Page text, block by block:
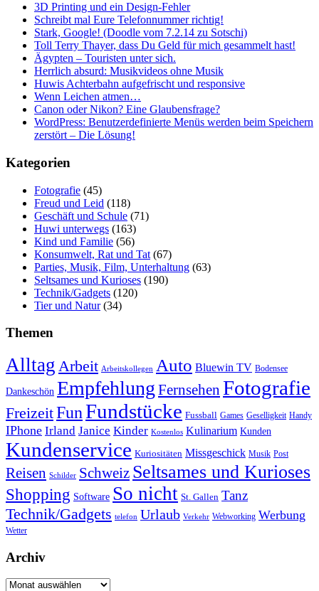
3D Printing und ein Design-Fehler
Schreibt mal Eure Telefonnummer richtig!
Stark, Google! (Doodle vom 7.2.14 zu Sotschi)
Toll Terry Thayer, dass Du Geld für mich gesammelt hast!
Ägypten – Touristen unter sich.
Herrlich absurd: Musikvideos ohne Musik
Huwis Achterbahn aufgefrischt und responsive
Wenn Leichen atmen…
Canon oder Nikon? Eine Glaubensfrage?
WordPress: Benutzerdefinierte Menüs werden beim Speichern
zerstört – Die Lösung!
Kategorien
Fotografie (45)
Freud und Leid (118)
Geschäft und Schule (71)
Huwi unterwegs (163)
Kind und Familie (56)
Konsumwelt, Rat und Tat (67)
Parties, Musik, Film, Unterhaltung (63)
Seltsames und Kurioses (190)
Technik/Gadgets (120)
Tier und Natur(34)
Themen
Alltag Arbeit Arbeitskollegen Auto Bluewin TV Bodensee
Dankeschön Empfehlung Fernsehen Fotografie
FreizeitFunFundstücke Fussball Games Geselligkeit Handy
IPhone Irland Janice Kinder Kostenlos Kulinarium Kunden
Kundenservice Kuriositäten Missgeschick Musik Post
Reisen Schilder Schweiz Seltsames und Kurioses
Shopping Software So nicht St. Gallen Tanz
Technik/Gadgets telefon Urlaub Verkehr Webworking Werbung
Wetter
Archiv
Archiv